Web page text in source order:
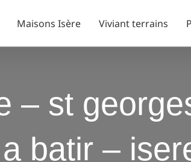
Maisons Isère Viviant terrains
– st
batir –